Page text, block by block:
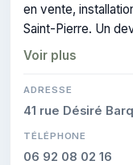
en vente,
Saint-Pierre. Un
de climatisation.
Voir plus
ADRESSE
41 rue Désiré
TÉLÉPHONE
06 92 08 02 16